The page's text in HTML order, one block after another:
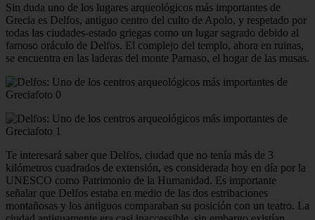
Sin duda uno de los lugares arqueológicos más importantes de
Grecia es Delfos, antiguo centro del culto de Apolo, y respetado por
todas las ciudades-estado griegas como un lugar sagrado debido al
famoso oráculo de Delfos. El complejo del templo, ahora en ruinas,
se encuentra en las laderas del monte Parnaso, el hogar de las musas.
Te interesará saber que Delfos, ciudad que no tenía más de 3
kilómetros cuadrados de extensión, es considerada hoy en día por la
UNESCO como Patrimonio de la Humanidad. Es importante
señalar que Delfos estaba en medio de las dos estribaciones
montañosas y los antiguos comparaban su posición con un teatro. La